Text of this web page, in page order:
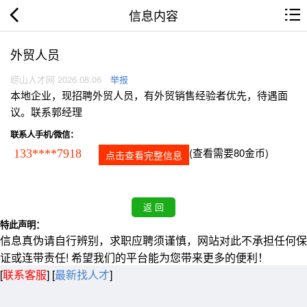
信息内容
外贸人员
崂山人才网 2026.08.06 举报
本地企业，现招聘外贸人员，有外贸销售经验者优先，待遇面
议。联系郭经理
联系人手机/微信：
133****7918 点击查看完整信息 (查看需要80金币)
特此声明：
信息真伪请自行辨别，求职应聘须谨慎，网站对此不承担任何保
证或连带责任! 希望我们的平台能为您带来更多的便利！
[联系客服] [最新找人才]